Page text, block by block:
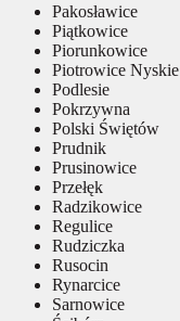
Pakosławice
Piątkowice
Piorunkowice
Piotrowice Nyskie
Podlesie
Pokrzywna
Polski Świętów
Prudnik
Prusinowice
Przełęk
Radzikowice
Regulice
Rudziczka
Rusocin
Rynarcice
Sarnowice